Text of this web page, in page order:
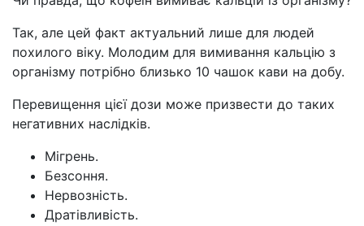
Так, але цей факт актуальний лише для людей
похилого віку. Молодим для вимивання кальцію з
організму потрібно близько 10 чашок кави на добу.
Перевищення цієї дози може призвести до таких
негативних наслідків.
Мігрень.
Безсоння.
Нервозність.
Дратівливість.